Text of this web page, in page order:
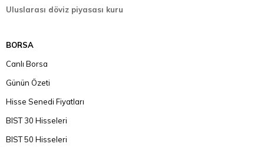
Uluslarası döviz piyasası kuru
BORSA
Canlı Borsa
Günün Özeti
Hisse Senedi Fiyatları
BIST 30 Hisseleri
BIST 50 Hisseleri